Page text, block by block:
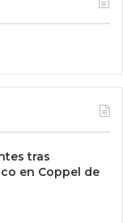
tras
en Coppel de